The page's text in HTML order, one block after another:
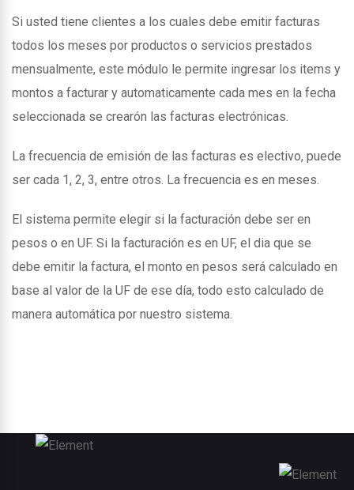
Si usted tiene clientes a los cuales debe emitir facturas
todos los meses por productos o servicios prestados
mensualmente, este módulo le permite ingresar los items y
montos a facturar y automaticamente cada mes en la fecha
seleccionada se crearón las facturas electrónicas.
La frecuencia de emisión de las facturas es electivo, puede
ser cada 1, 2, 3, entre otros. La frecuencia es en meses.
El sistema permite elegir si la facturación debe ser en
pesos o en UF. Si la facturación es en UF, el dia que se
debe emitir la factura, el monto en pesos será calculado en
base al valor de la UF de ese día, todo esto calculado de
manera automática por nuestro sistema.